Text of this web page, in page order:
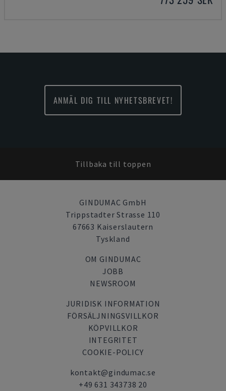
ANMÄL DIG TILL NYHETSBREVET!
Tillbaka till toppen
GINDUMAC GmbH
Trippstadter Strasse 110
67663 Kaiserslautern
Tyskland
OM GINDUMAC
JOBB
NEWSROOM
JURIDISK INFORMATION
FÖRSÄLJNINGSVILLKOR
KÖPVILLKOR
INTEGRITET
COOKIE-POLICY
kontakt@gindumac.se
+49 631 343738 20